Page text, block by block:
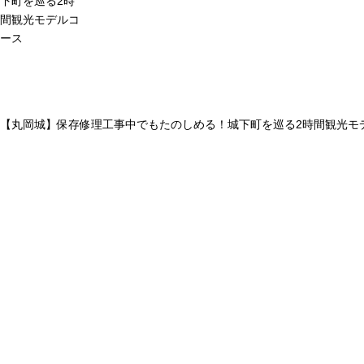
間観光モデルコ
ース
【丸岡城】保存修理工事中でもたのしめる！城下町を巡る2時間観光モ